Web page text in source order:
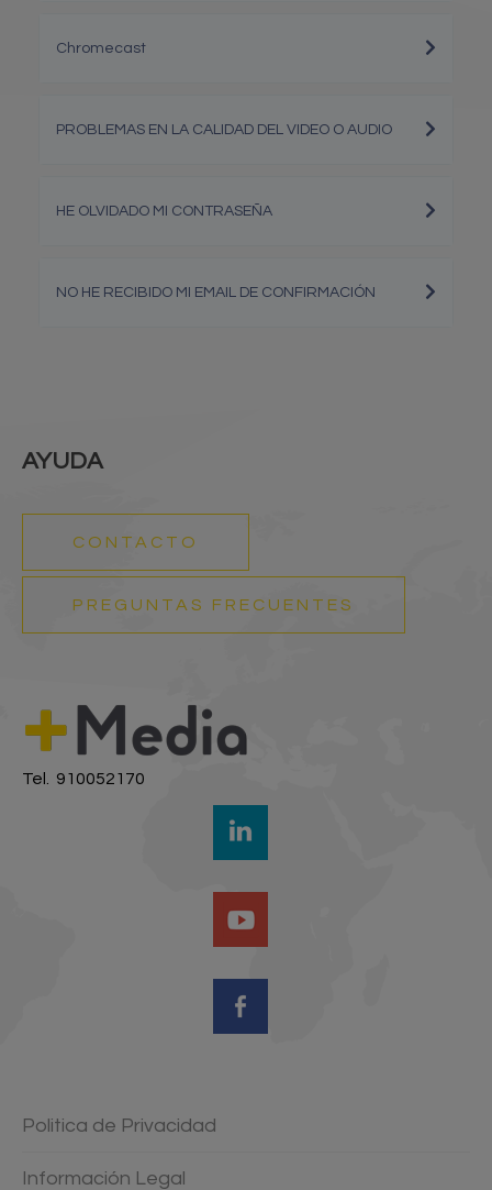
Chromecast
PROBLEMAS EN LA CALIDAD DEL VIDEO O AUDIO
HE OLVIDADO MI CONTRASEÑA
NO HE RECIBIDO MI EMAIL DE CONFIRMACIÓN
AYUDA
CONTACTO
PREGUNTAS FRECUENTES
Tel. 910052170
Politica de Privacidad
Información Legal